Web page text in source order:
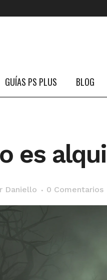
GUÍAS PS PLUS BLOG
es
Daniello 0 Comentarios